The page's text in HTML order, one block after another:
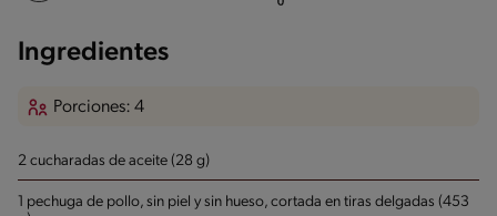
Ingredientes
Porciones: 4
2 cucharadas de aceite (28 g)
1 pechuga de pollo, sin piel y sin hueso, cortada en tiras delgadas (453